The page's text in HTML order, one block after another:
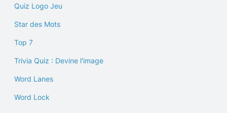
Quiz Logo Jeu
Star des Mots
Top 7
Trivia Quiz : Devine l'image
Word Lanes
Word Lock